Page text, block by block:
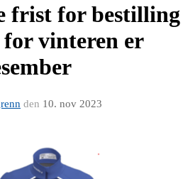
frist for bestilling
vinteren er
den 10. nov 2023